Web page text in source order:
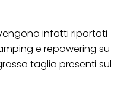
infatti riportati
e repowering su
taglia presenti sul